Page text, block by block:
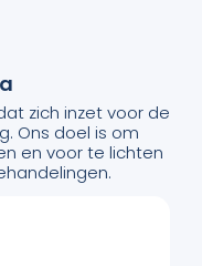
zich inzet voor de
Ons doel is om
en voor te lichten